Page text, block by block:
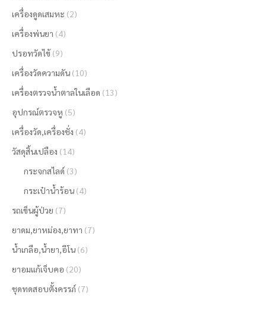
เครื่องดูดเสมหะ (2)
เครื่องพ่นยา (4)
ปรอทวัดไข้ (9)
เครื่องวัดความดัน (10)
เครื่องตรวจน้ำตาลในเลือด (13)
อุปกรณ์ตรวจหู (5)
เครื่องวัด,เครื่องชั่ง (4)
วัสดุสิ้นเปลือง (14)
กระจกสไลด์ (3)
กระเป๋าน้ำร้อน (4)
รถเข็นผู้ป่วย (7)
ยาดม,ยาหม่อง,ยาทา (7)
น้ำเกลือ,น้ำยา,อีโน (6)
ยาอมแก้เจ็บคอ (20)
ชุดทดสอบตั้งครรภ์ (7)